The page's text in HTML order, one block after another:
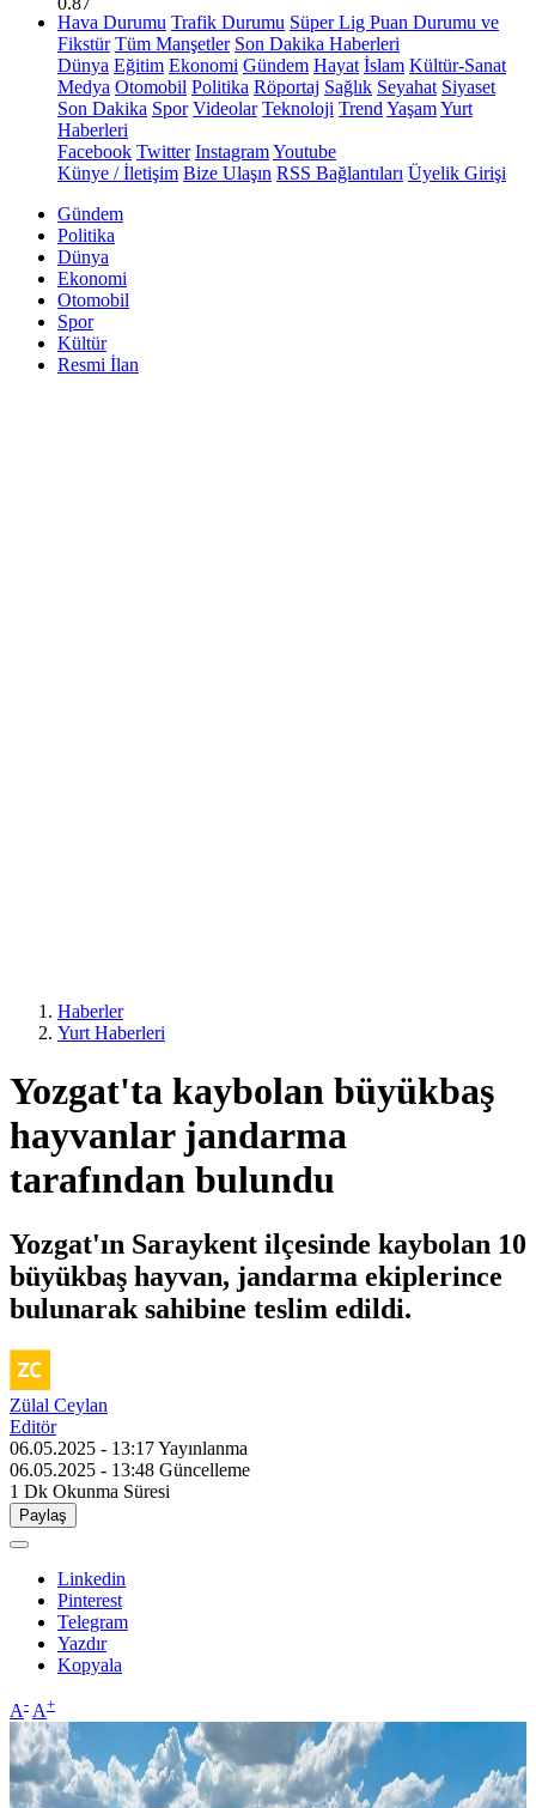
Hava Durumu Trafik Durumu Süper Lig Puan Durumu ve
Fikstür Tüm Manşetler Son Dakika Haberleri
Dünya Eğitim Ekonomi Gündem Hayat İslam Kültür-Sanat
Medya Otomobil Politika Röportaj Sağlık Seyahat Siyaset
Son Dakika Spor Videolar Teknoloji Trend YaşamYurt
Haberleri
Facebook Twitter InstagramYoutube
Künye / İletişim Bize Ulaşın RSS Bağlantıları Üyelik Girişi
Gündem
Politika
Dünya
Ekonomi
Otomobil
Spor
Kültür
Resmi İlan
Haberler
Yurt Haberleri
Yozgat'ta kaybolan büyükbaş
hayvanlar jandarma
tarafından bulundu
Yozgat'ın Saraykent ilçesinde kaybolan 10
büyükbaş hayvan, jandarma ekiplerince
bulunarak sahibine teslim edildi.
Zülal Ceylan
Editör
06.05.2025 - 13:17Yayınlanma
06.05.2025 - 13:48 Güncelleme
1 Dk Okunma Süresi
Paylaş
Linkedin
Pinterest
Telegram
Yazdır
Kopyala
A- A+